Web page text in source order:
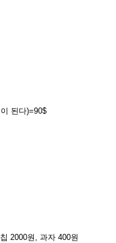
된다)=90$
2000원, 과자 400원